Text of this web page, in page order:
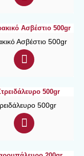
Ασβέστιο 500gr
500gr